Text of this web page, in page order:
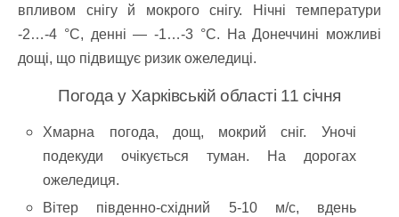
впливом снігу й мокрого снігу. Нічні температури
-2…-4 °C, денні — -1…-3 °C. На Донеччині можливі
дощі, що підвищує ризик ожеледиці.
Погода у Харківській області 11 січня
Хмарна погода, дощ, мокрий сніг. Уночі
подекуди очікується туман. На дорогах
ожеледиця.
Вітер південно-східний 5-10 м/с, вдень